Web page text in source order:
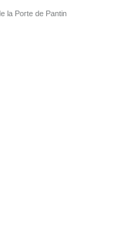
la Porte de Pantin